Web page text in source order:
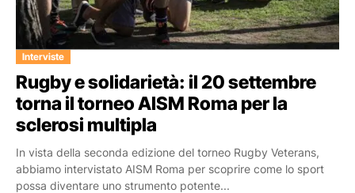
Interviste
Rugby e solidarietà: il 20 settembre
torna il torneo AISM Roma per la
sclerosi multipla
In vista della seconda edizione del torneo Rugby Veterans,
abbiamo intervistato AISM Roma per scoprire come lo sport
possa diventare uno strumento potente...